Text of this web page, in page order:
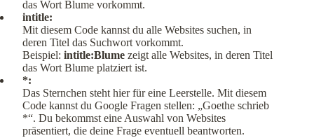
das Wort Blume vorkommt.
intitle:
Mit diesem Code kannst du alle Websites suchen, in
deren Titel das Suchwort vorkommt.
Beispiel: intitle:Blume zeigt alle Websites, in deren Titel
das Wort Blume platziert ist.
*:
Das Sternchen steht hier für eine Leerstelle. Mit diesem
Code kannst du Google Fragen stellen: „Goethe schrieb
*“. Du bekommst eine Auswahl von Websites
präsentiert, die deine Frage eventuell beantworten.